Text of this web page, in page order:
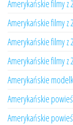
Amerykańskie filmy z
Amerykańskie filmy z
Amerykańskie filmy z
Amerykańskie filmy z
Amerykańskie
Amerykańskie
Amerykańskie